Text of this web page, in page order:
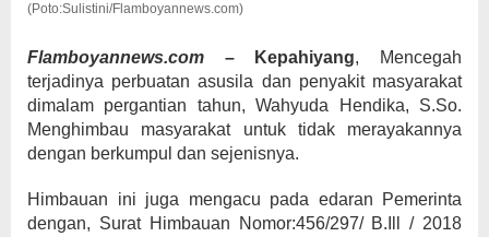
(Poto:Sulistini/Flamboyannews.com)
Flamboyannews.com – Kepahiyang, Mencegah
terjadinya perbuatan asusila dan penyakit masyarakat
dimalam pergantian tahun, Wahyuda Hendika, S.So.
Menghimbau masyarakat untuk tidak merayakannya
dengan berkumpul dan sejenisnya.
Himbauan ini juga mengacu pada edaran Pemerinta
dengan, Surat Himbauan Nomor:456/297/ B.Ill / 2018